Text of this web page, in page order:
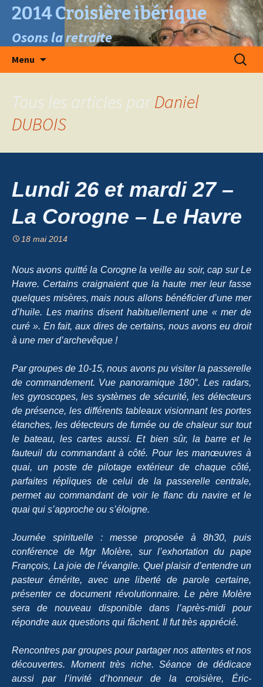
2014 Croisière ibérique
Osons la retraite
Menu
Tous les articles parDaniel
DUBOIS
Lundi 26 et mardi 27 –
La Corogne – Le Havre
18 mai 2014
Nous avons quitté la Corogne la veille au soir, cap sur Le
Havre. Certains craignaient que la haute mer leur fasse
quelques misères, mais nous allons bénéficier d’une mer
d’huile. Les marins disent habituellement une « mer de
curé ». En fait, aux dires de certains, nous avons eu droit
à une mer d’archevêque !
Par groupes de 10-15, nous avons pu visiter la passerelle
de commandement. Vue panoramique 180°. Les radars,
les gyroscopes, les systèmes de sécurité, les détecteurs
de présence, les différents tableaux visionnant les portes
étanches, les détecteurs de fumée ou de chaleur sur tout
le bateau, les cartes aussi. Et bien sûr, la barre et le
fauteuil du commandant à côté. Pour les manœuvres à
quai, un poste de pilotage extérieur de chaque côté,
parfaites répliques de celui de la passerelle centrale,
permet au commandant de voir le flanc du navire et le
quai qui s’approche ou s’éloigne.
Journée spirituelle : messe proposée à 8h30, puis
conférence de Mgr Molère, sur l’exhortation du pape
François, La joie de l’évangile. Quel plaisir d’entendre un
pasteur émérite, avec une liberté de parole certaine,
présenter ce document révolutionnaire. Le père Molère
sera de nouveau disponible dans l’après-midi pour
répondre aux questions qui fâchent. Il fut très apprécié.
Rencontres par groupes pour partager nos attentes et nos
découvertes. Moment très riche. Séance de dédicace
aussi par l’invité d’honneur de la croisière, Éric-